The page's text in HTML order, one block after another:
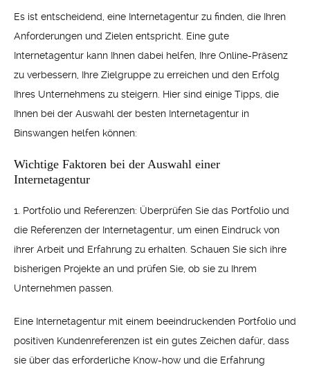
Es ist entscheidend, eine Internetagentur zu finden, die Ihren
Anforderungen und Zielen entspricht. Eine gute
Internetagentur kann Ihnen dabei helfen, Ihre Online-Präsenz
zu verbessern, Ihre Zielgruppe zu erreichen und den Erfolg
Ihres Unternehmens zu steigern. Hier sind einige Tipps, die
Ihnen bei der Auswahl der besten Internetagentur in
Binswangen helfen können:
Wichtige Faktoren bei der Auswahl einer
Internetagentur
1. Portfolio und Referenzen: Überprüfen Sie das Portfolio und
die Referenzen der Internetagentur, um einen Eindruck von
ihrer Arbeit und Erfahrung zu erhalten. Schauen Sie sich ihre
bisherigen Projekte an und prüfen Sie, ob sie zu Ihrem
Unternehmen passen.
Eine Internetagentur mit einem beeindruckenden Portfolio und
positiven Kundenreferenzen ist ein gutes Zeichen dafür, dass
sie über das erforderliche Know-how und die Erfahrung